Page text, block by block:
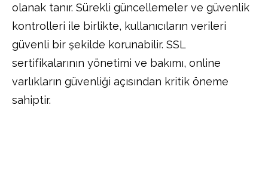
olanak tanır. Sürekli güncellemeler ve güvenlik
kontrolleri ile birlikte, kullanıcıların verileri
güvenli bir şekilde korunabilir. SSL
sertifikalarının yönetimi ve bakımı, online
varlıkların güvenliği açısından kritik öneme
sahiptir.